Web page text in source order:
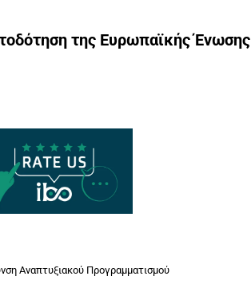
της Ευρωπαϊκής Ένωσης
Αναπτυξιακού Προγραμματισμού